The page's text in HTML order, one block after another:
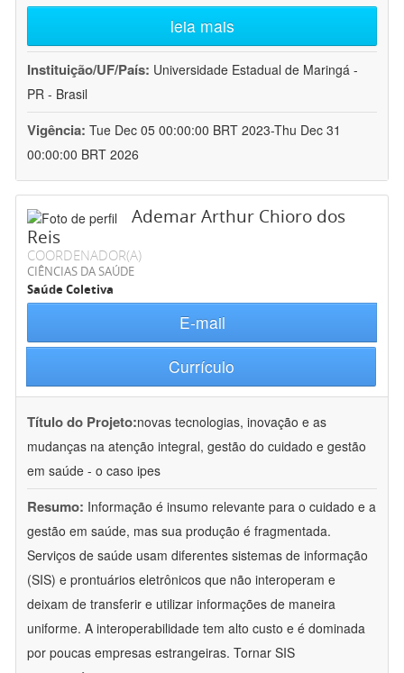
leia mais
Instituição/UF/País: Universidade Estadual de Maringá -
PR - Brasil
Vigência: Tue Dec 05 00:00:00 BRT 2023-Thu Dec 31
00:00:00 BRT 2026
Ademar Arthur Chioro dos
Reis
COORDENADOR(A)
CIÊNCIAS DA SAÚDE
Saúde Coletiva
E-mail
Currículo
Título do Projeto:novas tecnologias, inovação e as
mudanças na atenção integral, gestão do cuidado e gestão
em saúde - o caso ipes
Resumo: Informação é insumo relevante para o cuidado e a
gestão em saúde, mas sua produção é fragmentada.
Serviços de saúde usam diferentes sistemas de informação
(SIS) e prontuários eletrônicos que não interoperam e
deixam de transferir e utilizar informações de maneira
uniforme. A interoperabilidade tem alto custo e é dominada
por poucas empresas estrangeiras. Tornar SIS